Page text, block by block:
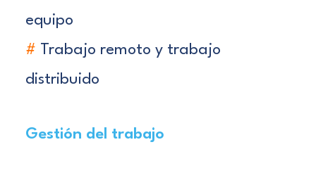
equipo
# Trabajo remoto y trabajo
distribuido
Gestión del trabajo